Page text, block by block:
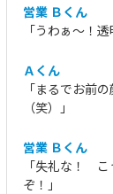
営業 Ｂくん
「うわぁ～！
Ａくん
「まるでお前
（笑）」
営業 Ｂくん
「失礼な！ こ
ぞ！」